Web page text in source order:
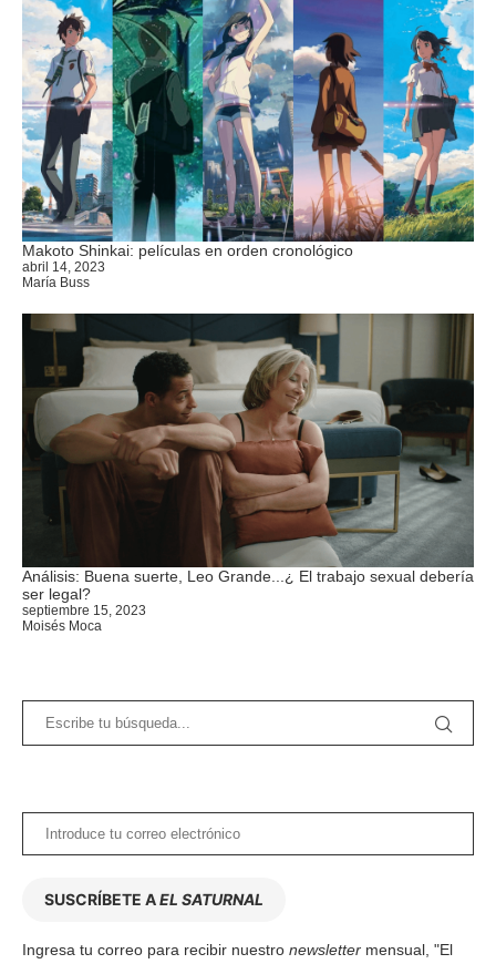
Makoto Shinkai: películas en orden cronológico
abril 14, 2023
María Buss
Análisis: Buena suerte, Leo Grande...¿ El trabajo sexual debería
ser legal?
septiembre 15, 2023
Moisés Moca
SUSCRÍBETE AEL SATURNAL
Ingresa tu correo para recibir nuestro newsletter mensual, "El